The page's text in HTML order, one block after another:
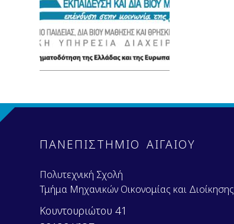
ΠΑΝΕΠΙΣΤΗΜΙΟ ΑΙΓΑΙΟΥ
Πολυτεχνική Σχολή
Τμήμα Μηχανικών Οικονομίας και Διοίκησης
Κουντουριώτου 41